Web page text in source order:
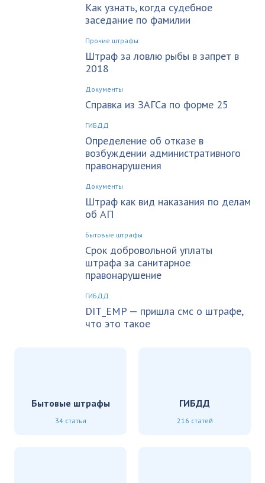
Как узнать, когда судебное
заседание по фамилии
Прочие штрафы
Штраф за ловлю рыбы в запрет в
2018
Документы
Справка из ЗАГСа по форме 25
ГИБДД
Определение об отказе в
возбуждении административного
правонарушения
Документы
Штраф как вид наказания по делам
об АП
Бытовые штрафы
Срок добровольной уплаты
штрафа за санитарное
правонарушение
ГИБДД
DIT_EMP — пришла смс о штрафе,
что это такое
Бытовые штрафы
34 статьи
ГИБДД
216 статей